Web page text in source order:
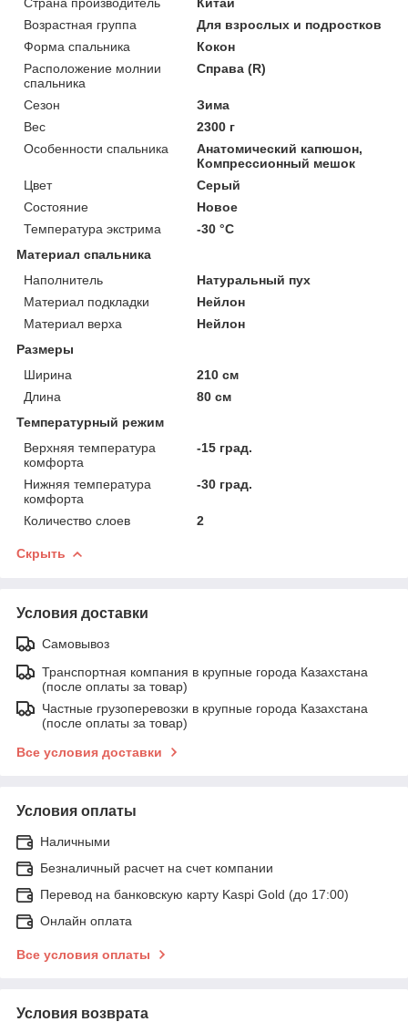
Возрастная группа
Для взрослых и подростков
Форма спальника
Кокон
Расположение молнии
спальника
Справа (R)
Сезон
Зима
Вес
2300 г
Особенности спальника
Анатомический капюшон,
Компрессионный мешок
Цвет
Серый
Состояние
Новое
Температура экстрима
-30 °С
Материал спальника
Наполнитель
Натуральный пух
Материал подкладки
Нейлон
Материал верха
Нейлон
Размеры
Ширина
210 см
Длина
80 см
Температурный режим
Верхняя температура
комфорта
-15 град.
Нижняя температура
комфорта
-30 град.
Количество слоев 2
Скрыть
Условия доставки
Самовывоз
Транспортная компания в крупные города Казахстана
(после оплаты за товар)
Частные грузоперевозки в крупные города Казахстана
(после оплаты за товар)
Все условия доставки
Условия оплаты
Наличными
Безналичный расчет на счет компании
Перевод на банковскую карту Kaspi Gold (до 17:00)
Онлайн оплата
Все условия оплаты
Условия возврата